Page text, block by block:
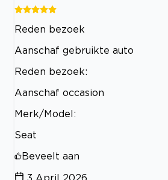
Reden bezoek
Aanschaf gebruikte auto
Reden bezoek:
Aanschaf occasion
Merk/Model:
Seat
Beveelt aan
3 April 2026